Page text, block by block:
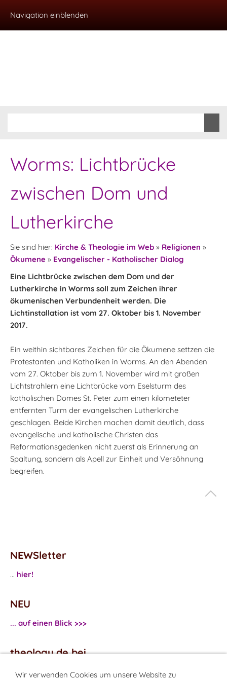
Navigation einblenden
Worms: Lichtbrücke
zwischen Dom und
Lutherkirche
Sie sind hier: Kirche & Theologie im Web » Religionen »
Ökumene » Evangelischer - Katholischer Dialog
Eine Lichtbrücke zwischen dem Dom und der
Lutherkirche in Worms soll zum Zeichen ihrer
ökumenischen Verbundenheit werden. Die
Lichtinstallation ist vom 27. Oktober bis 1. November
2017.
Ein weithin sichtbares Zeichen für die Ökumene settzen die
Protestanten und Katholiken in Worms. An den Abenden
vom 27. Oktober bis zum 1. November wird mit großen
Lichtstrahlern eine Lichtbrücke vom Eselsturm des
katholischen Domes St. Peter zum einen kilometeter
entfernten Turm der evangelischen Lutherkirche
geschlagen. Beide Kirchen machen damit deutlich, dass
evangelische und katholische Christen das
Reformationsgedenken nicht zuerst als Erinnerung an
Spaltung, sondern als Apell zur Einheit und Versöhnung
begreifen.
NEWSletter
... hier!
NEU
... auf einen Blick >>>
theology.de bei
...Facebook
Wir verwenden Cookies um unsere Website zu